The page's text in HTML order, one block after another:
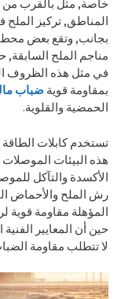
خاصة, مثل بالقرب من
المناطق, تركيز
بجانب, وتقع بعض
مناجم الملح السابقة,
في مثل هذه الظروف
بمقاومة قوية ضباب
الحمضية والقلوية.
تستخدم كابلات
هذه البيئات
الأكسدة والتآكل
رش الملح والأحماض
المؤهلة مقاومة قوية
حين أن المعايير الفنية
لا تتطلب مقاومة